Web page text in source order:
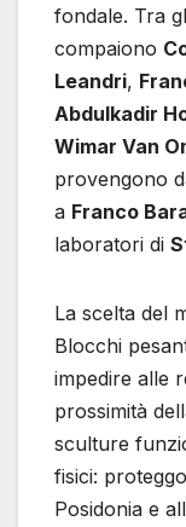
fondale. Tra
compaiono
Leandri,
Abdulkadir
Wimar Van
provengono
a Franco
laboratori di
La scelta del
Blocchi
impedire alle
prossimità
sculture
fisici:
Posidonia e